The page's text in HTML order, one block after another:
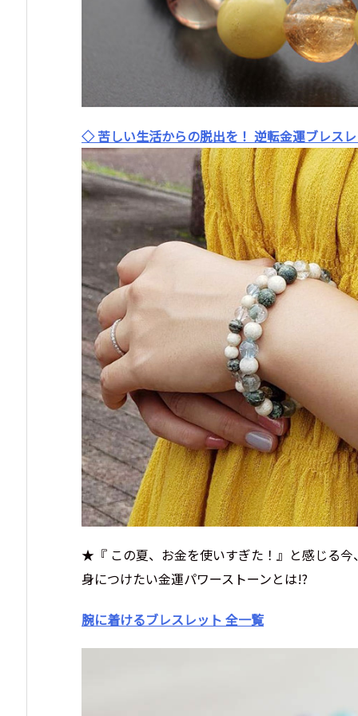
◇ 苦しい生活からの脱出を！ 逆転金運ブレス
★『 この夏、お金を使いすぎた！』と感じる今
身につけたい金運パワーストーンとは!?
腕に着けるブレスレット 全一覧